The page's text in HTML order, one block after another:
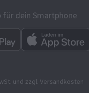
für dein Smartphone
und zzgl. Versandkosten